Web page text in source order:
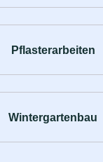
Pflasterarbeiten
Wintergartenbau